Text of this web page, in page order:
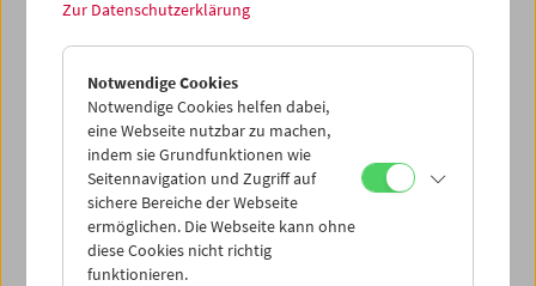
Mo 8.7.
Di 9.7.
Mi 10.7.
Do 11.7.
Zur Datenschutzerklärung
Notwendige Cookies
Notwendige Cookies helfen dabei,
eine Webseite nutzbar zu machen,
indem sie Grundfunktionen wie
Seitennavigation und Zugriff auf
sichere Bereiche der Webseite
ermöglichen. Die Webseite kann ohne
diese Cookies nicht richtig
funktionieren.